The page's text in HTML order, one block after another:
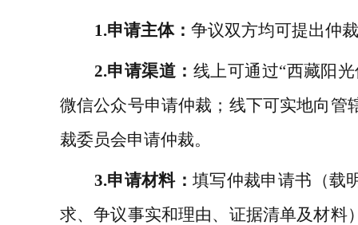
1.申请主体： 争议双方均可提出仲
2.申请渠道： 线上可通过“西藏阳
微信公众号申请仲裁；线下可实地向管
裁委员会申请仲裁。
3.申请材料：填写仲裁申请书（载
求、争议事实和理由、证据清单及材料